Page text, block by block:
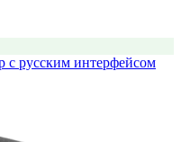
русским интерфейсом